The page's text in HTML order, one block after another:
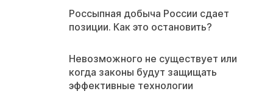
Россыпная добыча России сдает
позиции. Как это остановить?
Невозможного не существует или
когда законы будут защищать
эффективные технологии